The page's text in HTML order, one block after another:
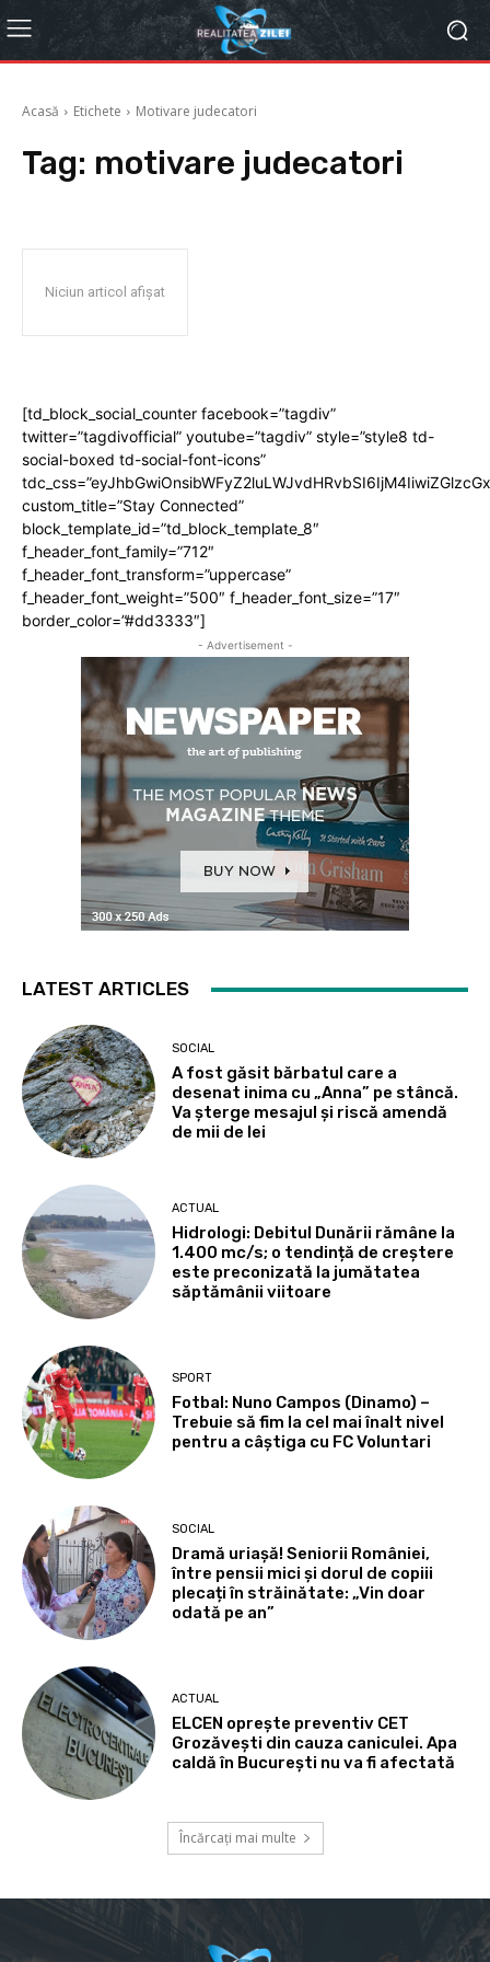
Acasă Etichete Motivare judecatori
Tag: motivare judecatori
Niciun articol afișat
[td_block_social_counter facebook=”tagdiv”
twitter=”tagdivofficial” youtube=”tagdiv” style=”style8 td-
social-boxed td-social-font-icons”
custom_title=”Stay Connected”
block_template_id=”td_block_template_8″
f_header_font_family=”712″
f_header_font_transform=”uppercase”
f_header_font_weight=”500″ f_header_font_size=”17″
border_color=”#dd3333″]
- Advertisement -
LATEST ARTICLES
SOCIAL
A fost găsit bărbatul care a
desenat inima cu „Anna” pe stâncă.
Va șterge mesajul și riscă amendă
de mii de lei
ACTUAL
Hidrologi: Debitul Dunării rămâne la
1.400 mc/s; o tendință de creștere
este preconizată la jumătatea
săptămânii viitoare
SPORT
Fotbal: Nuno Campos (Dinamo) –
Trebuie să fim la cel mai înalt nivel
pentru a câștiga cu FC Voluntari
SOCIAL
Dramă uriașă! Seniorii României,
între pensii mici și dorul de copiii
plecați în străinătate: „Vin doar
odată pe an”
ACTUAL
ELCEN oprește preventiv CET
Grozăvești din cauza caniculei. Apa
caldă în București nu va fi afectată
Încărcați mai multe